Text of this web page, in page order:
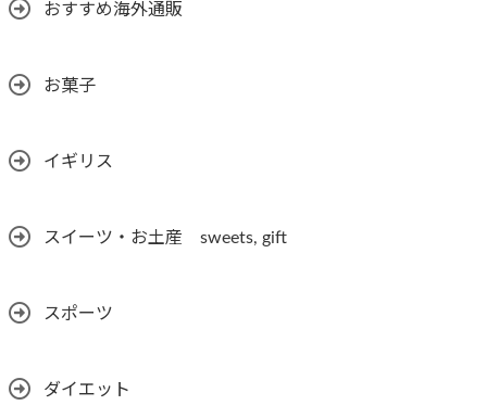
おすすめ海外通販
お菓子
イギリス
スイーツ・お土産 sweets, gift
スポーツ
ダイエット